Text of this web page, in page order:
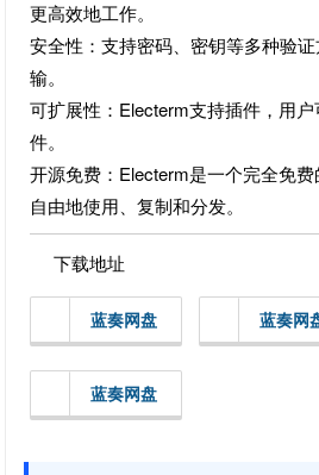
更高效地工作。
安全性：支持密码、密钥等多种验
输。
可扩展性：Electerm支持插件，用
件。
开源免费：Electerm是一个完全免
自由地使用、复制和分发。
下载地址
蓝奏网盘 蓝奏网
蓝奏网盘